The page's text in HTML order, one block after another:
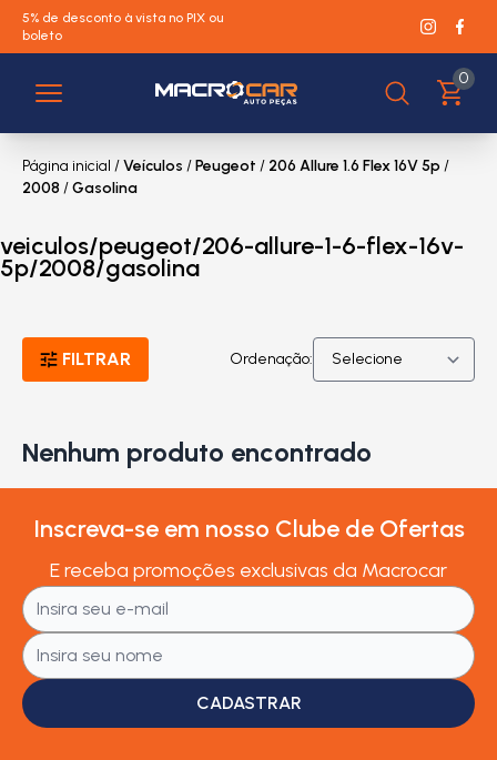
5% de desconto à vista no PIX ou
boleto
0
Página inicial /Veículos /Peugeot / 206 Allure 1.6 Flex 16V 5p/
2008 /Gasolina
veiculos/peugeot/206-allure-1-6-flex-16v-
5p/2008/gasolina
FILTRAR Ordenação:
Nenhum produto encontrado
Inscreva-se em nosso Clube de Ofertas
E receba promoções exclusivas da Macrocar
CADASTRAR